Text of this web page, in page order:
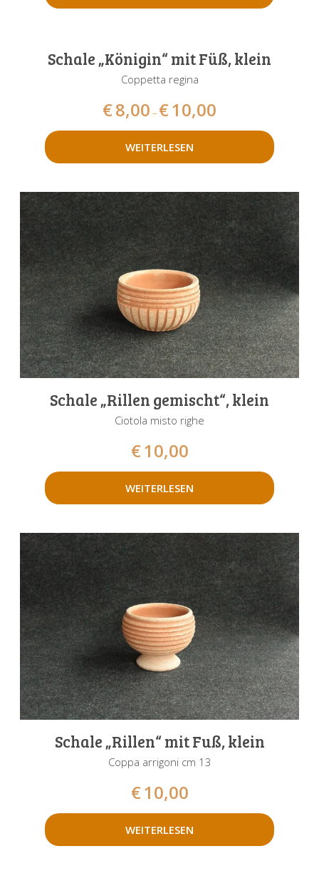
Schale „Königin“ mit Füß, klein
Coppetta regina
€8,00 – €10,00
WEITERLESEN
Schale „Rillen gemischt“, klein
Ciotola misto righe
€10,00
WEITERLESEN
Schale „Rillen“ mit Fuß, klein
Coppa arrigoni cm 13
€10,00
WEITERLESEN